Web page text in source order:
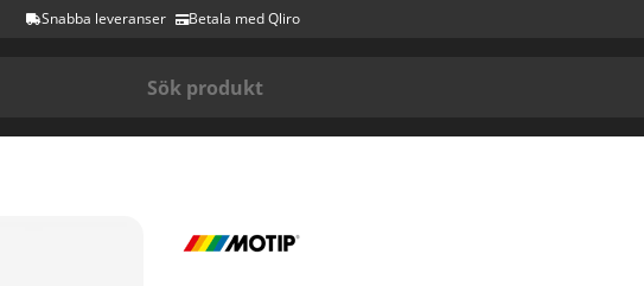
Snabba leveranser Betala med Qliro